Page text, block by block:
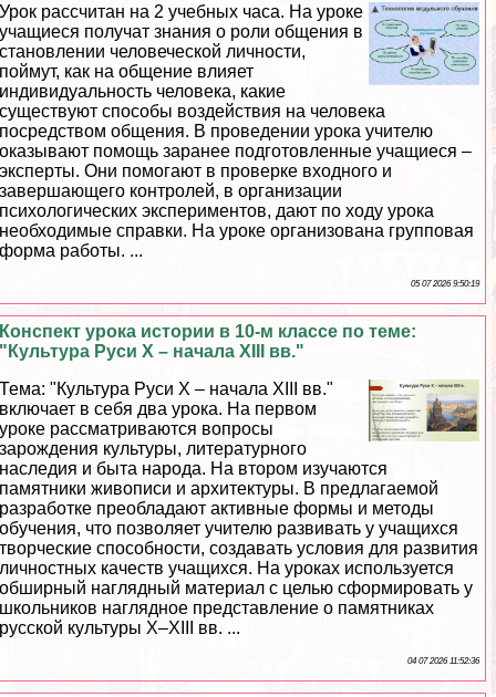
Урок рассчитан на 2 учебных часа. На уроке
учащиеся получат знания о роли общения в
становлении человеческой личности,
поймут, как на общение влияет
индивидуальность человека, какие
существуют способы воздействия на человека
посредством общения. В проведении урока учителю
оказывают помощь заранее подготовленные учащиеся –
эксперты. Они помогают в проверке входного и
завершающего контролей, в организации
психологических экспериментов, дают по ходу урока
необходимые справки. На уроке организована групповая
форма работы. ...
05 07 2026 9:50:19
Конспект урока истории в 10-м классе по теме:
"Культура Руси Х – начала XIII вв."
Тема: "Культура Руси Х – начала ХIII вв."
включает в себя два урока. На первом
уроке рассматриваются вопросы
зарождения культуры, литературного
наследия и быта народа. На втором изучаются
памятники живописи и архитектуры. В предлагаемой
разработке преобладают активные формы и методы
обучения, что позволяет учителю развивать у учащихся
творческие способности, создавать условия для развития
личностных качеств учащихся. На уроках используется
обширный наглядный материал с целью сформировать у
школьников наглядное представление о памятниках
русской культуры Х–ХIII вв. ...
04 07 2026 11:52:36